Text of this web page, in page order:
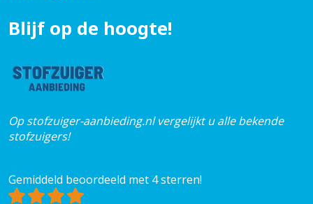
Blijf op de hoogte!
Op stofzuiger-aanbieding.nl vergelijkt u alle bekende
stofzuigers!
Gemiddeld beoordeeld met 4 sterren!